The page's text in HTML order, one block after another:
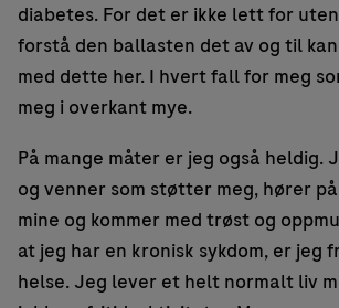
diabetes. For det er ikke lett for
forstå den ballasten det av og til
med dette her. I hvert fall for meg
meg i overkant mye.
På mange måter er jeg også heldig.
og venner som støtter meg, hører
mine og kommer med trøst og
at jeg har en kronisk sykdom, er jeg
helse. Jeg lever et helt normalt liv